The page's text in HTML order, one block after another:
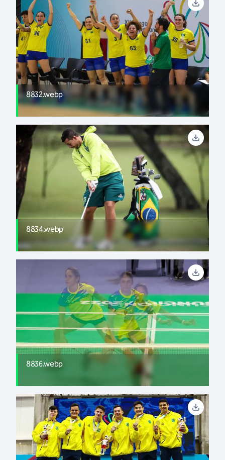
8832.webp
8834.webp
8836.webp